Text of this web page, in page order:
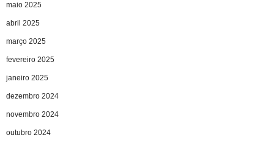
maio 2025
abril 2025
março 2025
fevereiro 2025
janeiro 2025
dezembro 2024
novembro 2024
outubro 2024